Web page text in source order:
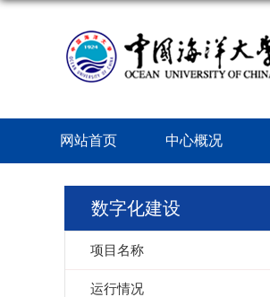
网站首页 中心概况
数字化建设
项目名称
运行情况